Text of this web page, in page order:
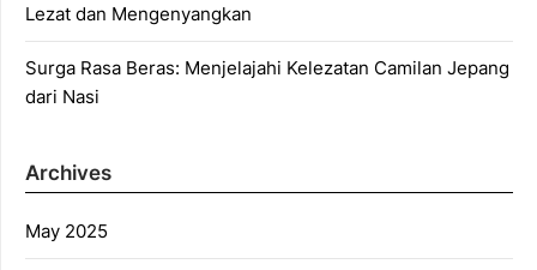
Lezat dan Mengenyangkan
Surga Rasa Beras: Menjelajahi Kelezatan Camilan Jepang
dari Nasi
Archives
May 2025